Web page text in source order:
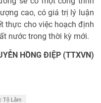
cao, có giá trị lý luận
thực cho việc hoạch định
nước trong thời kỳ mới.
HỒNG ĐIỆP (TTXVN)
Tô Lâm